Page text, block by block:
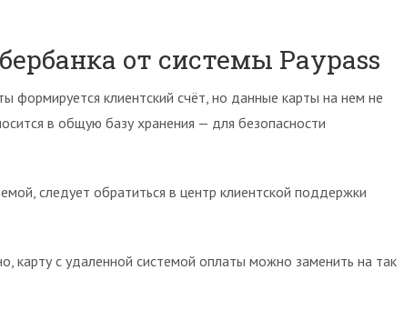
от системы Paypass
формируется клиентский счёт, но данные карты на нем не
в общую базу хранения — для безопасности
следует обратиться в центр клиентской поддержки
карту с удаленной системой оплаты можно заменить на так